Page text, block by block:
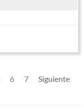
6 7 Siguiente